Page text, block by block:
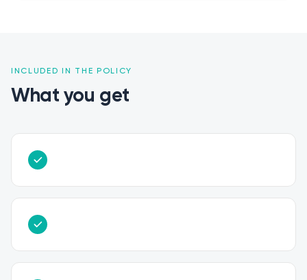
INCLUDED IN THE POLICY
What you get